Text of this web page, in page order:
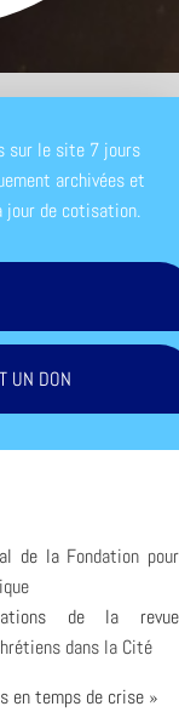
sur le site 7 jours
archivées et
jour de cotisation.
UN DON
de la Fondation pour
de la revue
dans la Cité
en temps de crise »